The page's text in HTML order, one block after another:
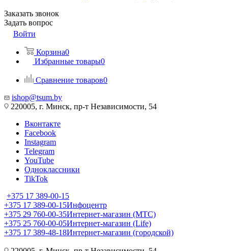
Заказать звонок
Задать вопрос
Войти
Корзина0
Избранные товары0
Сравнение товаров0
ishop@tsum.by
220005, г. Минск, пр-т Независимости, 54
Вконтакте
Facebook
Instagram
Telegram
YouTube
Одноклассники
TikTok
+375 17 389-00-15
+375 17 389-00-15Инфоцентр
+375 29 760-00-35Интернет-магазин (МТС)
+375 25 760-00-05Интернет-магазин (Life)
+375 17 389-48-18Интернет-магазин (городской)